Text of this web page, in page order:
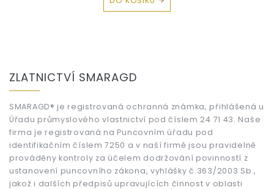
ZLATNICTVÍ SMARAGD
SMARAGD® je registrovaná ochranná známka, přihlášená u
Úřadu průmyslového vlastnictví pod číslem 24 71 43. Naše
firma je registrovaná na Puncovním úřadu pod
identifikačním číslem 7250 a v naší firmě jsou pravidelně
prováděny kontroly za účelem dodržování povinností z
ustanovení puncovního zákona, vyhlášky č.363/2003 Sb.,
jakož i dalších předpisů upravujících činnost v oblasti